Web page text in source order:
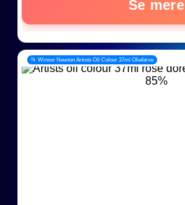
Se mere
📂 Winsor Newton Artists Oil Colour 37ml Oliefarve